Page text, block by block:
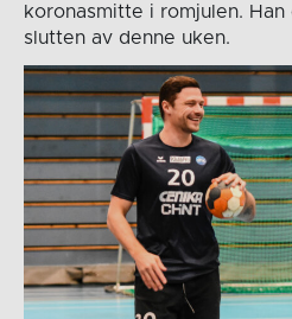
koronasmitte i romjulen.
slutten av denne uken.